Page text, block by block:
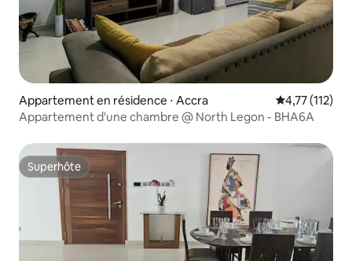
Appartement en résidence ⋅ Accra Évaluation
4,77 (112)
Appartement d'une chambre @ North Legon - BHA6A
Superhôte
Superhôte